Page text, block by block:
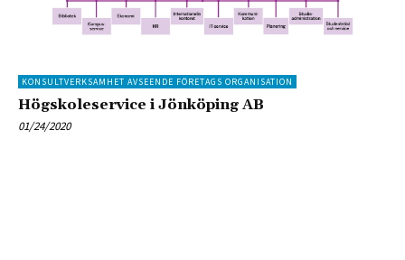
KONSULTVERKSAMHET AVSEENDE FÖRETAGS ORGANISATION
Högskoleservice i Jönköping AB
01/24/2020